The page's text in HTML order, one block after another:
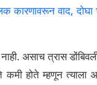
वाद, दोघा
असाच त्रास डोंबिवली
होते म्हणून त्याला